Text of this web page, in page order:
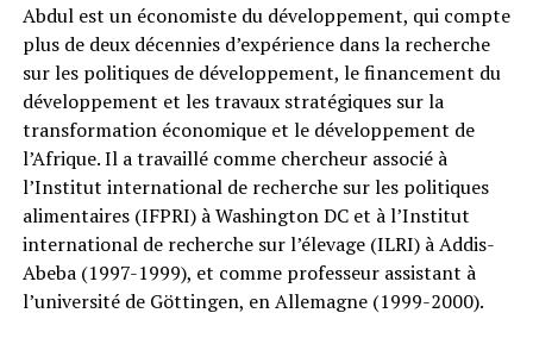
Abdul est un économiste du développement, qui compte
plus de deux décennies d’expérience dans la recherche
sur les politiques de développement, le financement du
développement et les travaux stratégiques sur la
transformation économique et le développement de
l’Afrique. Il a travaillé comme chercheur associé à
l’Institut international de recherche sur les politiques
alimentaires (IFPRI) à Washington DC et à l’Institut
international de recherche sur l’élevage (ILRI) à Addis-
Abeba (1997-1999), et comme professeur assistant à
l’université de Göttingen, en Allemagne (1999-2000).